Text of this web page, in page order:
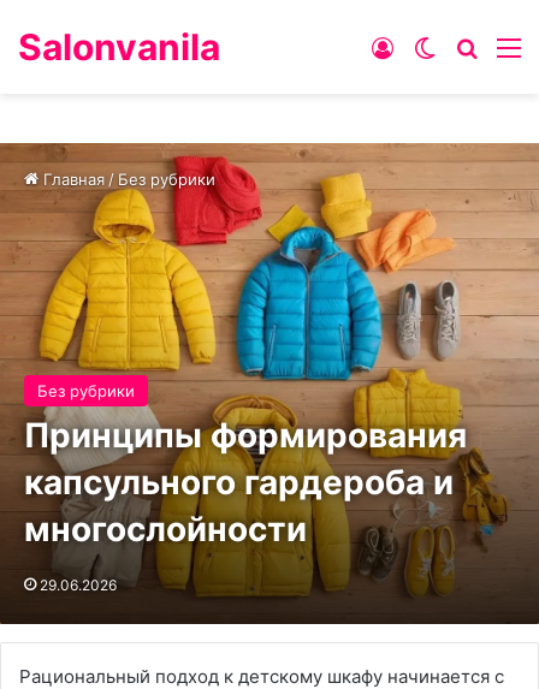
Salonvanila Switch skin
Войти
Главная /Без рубрики
Без рубрики
Принципы формирования
капсульного гардероба и
многослойности
29.06.2026
Рациональный подход к детскому шкафу начинается с